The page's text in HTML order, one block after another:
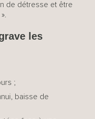
de détresse et être
les
;
baisse de